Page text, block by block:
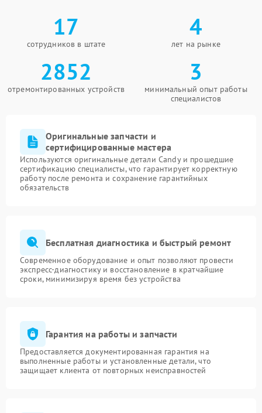
17
сотрудников в штате
4
лет на рынке
2852
отремонтированных устройств
3
минимальный опыт работы
специалистов
Оригинальные запчасти и
сертифицированные мастера
Используются оригинальные детали Candy и прошедшие
сертификацию специалисты, что гарантирует корректную
работу после ремонта и сохранение гарантийных
обязательств
Бесплатная диагностика и быстрый ремонт
Современное оборудование и опыт позволяют провести
экспресс-диагностику и восстановление в кратчайшие
сроки, минимизируя время без устройства
Гарантия на работы и запчасти
Предоставляется документированная гарантия на
выполненные работы и установленные детали, что
защищает клиента от повторных неисправностей